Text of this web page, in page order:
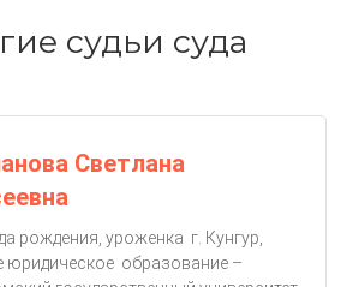
судьи суда
Светлана
рождения, уроженка г. Кунгур,
юридическое образование –